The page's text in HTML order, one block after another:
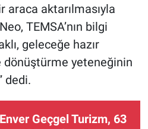
aktarılmasıyla
TEMSA’nın bilgi
geleceğe hazır
yeteneğinin
dedi.
Enver Geçgel Turizm, 63